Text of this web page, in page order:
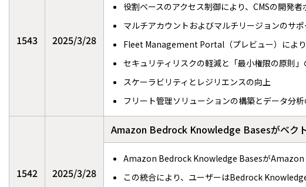
1543 2025/3/28
役割ベースのアクセス制御により、CMSの開発
マルチアカウントおよびマルチリージョンのサ
Fleet Management Portal（プレビュー）によ
セキュリティリスクの軽減と「最小権限の原則」
スケーラビリティとレジリエンスの向上
フリート管理ソリューションの構築とデータ分
1542 2025/3/28
Amazon Bedrock Knowledge Basesがベク
Amazon Bedrock Knowledge BasesがAmazon
この統合により、ユーザーはBedrock